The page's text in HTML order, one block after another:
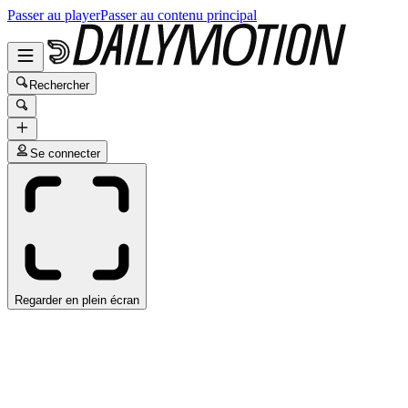
Passer au playerPasser au contenu principal
Rechercher
Se connecter
Regarder en plein écran